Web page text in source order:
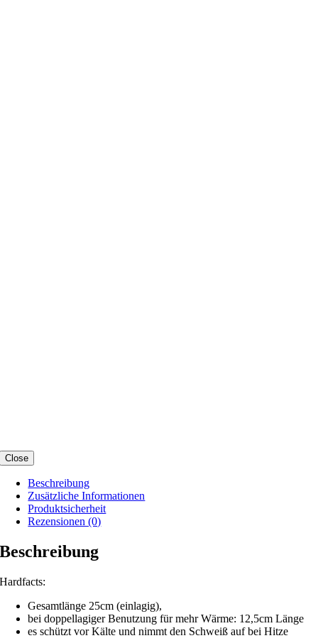
Close
Beschreibung
Zusätzliche Informationen
Produktsicherheit
Rezensionen (0)
Beschreibung
Hardfacts:
Gesamtlänge 25cm (einlagig),
bei doppellagiger Benutzung für mehr Wärme: 12,5cm Länge
es schützt vor Kälte und nimmt den Schweiß auf bei Hitze